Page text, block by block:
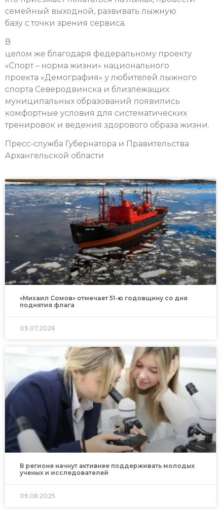
семейный выходной, развивать лыжную
базу с точки зрения сервиса.
В
целом же благодаря федеральному проекту
«Спорт – норма жизни» национального
проекта «Демография» у любителей лыжного
спорта Северодвинска и близлежащих
муниципальных образований появились
комфортные условия для систематических
тренировок и ведения здорового образа жизни.
Пресс-служба Губернатора и Правительства
Архангельской области
«Михаил Сомов» отмечает 51-ю годовщину со дня
поднятия флага
09.07.2026
В регионе начнут активнее поддерживать молодых
ученых и исследователей
09.08.2025